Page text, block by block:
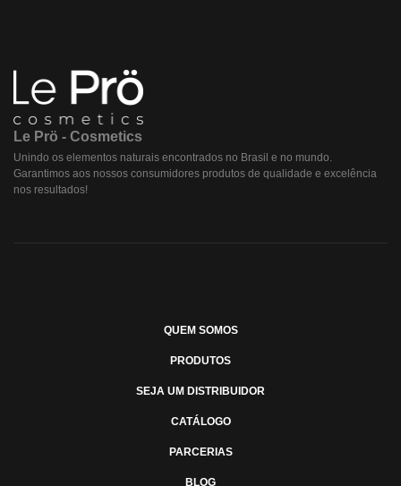
Le Prö - Cosmetics
Unindo os elementos naturais encontrados no Brasil e no mundo.
Garantimos aos nossos consumidores produtos de qualidade e excelência
nos resultados!
QUEM SOMOS
PRODUTOS
SEJA UM DISTRIBUIDOR
CATÁLOGO
PARCERIAS
BLOG